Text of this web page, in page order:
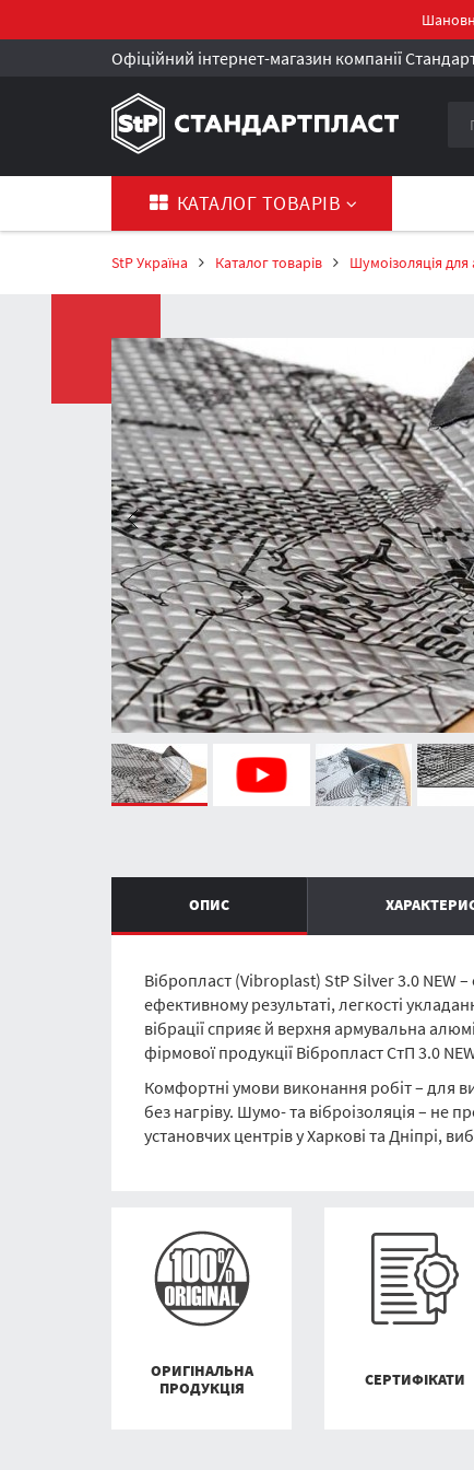
Офіційний інтернет-магазин компанії
КАТАЛОГ ТОВАРІВ
StP Україна Каталог товарів Шумоізоляція для
ОПИС
Вібропласт (Vibroplast) StP Silver 3.0 NEW
ефективному результаті, легкості
вібрації сприяє й верхня армувальна
фірмової продукції Вібропласт СтП 3.0
Комфортні умови виконання робіт – для
без нагріву. Шумо- та віброізоляція – не
установчих центрів у Харкові та Дніпрі,
ОРИГІНАЛЬНА
ПРОДУКЦІЯ
СЕРТИФІКАТИ